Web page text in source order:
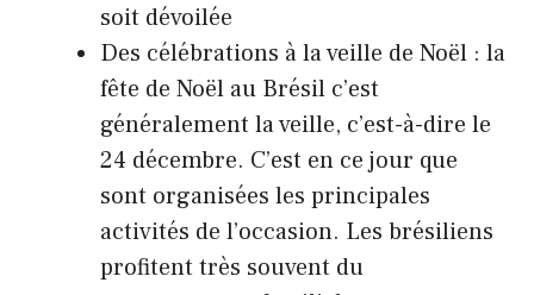
soit dévoilée
Des célébrations à la veille de Noël : la
fête de Noël au Brésil c’est
généralement la veille, c’est-à-dire le
24 décembre. C’est en ce jour que
sont organisées les principales
activités de l’occasion. Les brésiliens
profitent très souvent du